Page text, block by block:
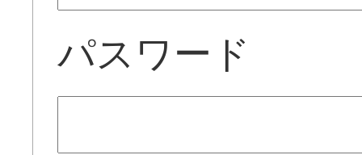
パスワード